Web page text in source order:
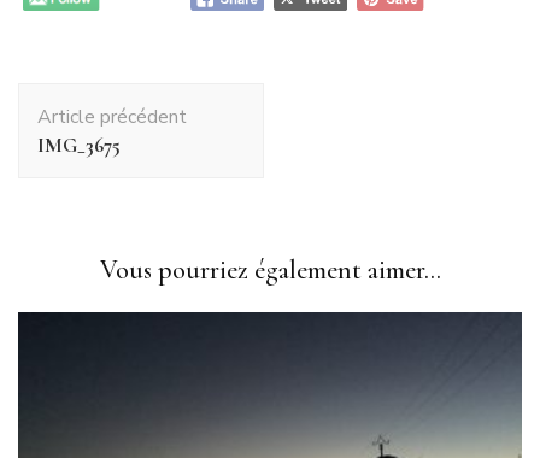
d'article
Article précédent
IMG_3675
Vous pourriez également aimer...